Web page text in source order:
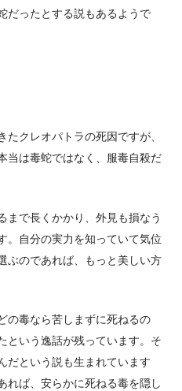
だったとする説もあるようで
クレオパトラの死因ですが、
当は毒蛇ではなく、服毒自殺だ
まで長くかかり、外見も損なう
。自分の実力を知っていて気位
ぶのであれば、もっと美しい方
の毒なら苦しまずに死ねるの
という逸話が残っています。そ
だという説も生まれています
れば、安らかに死ねる毒を隠し